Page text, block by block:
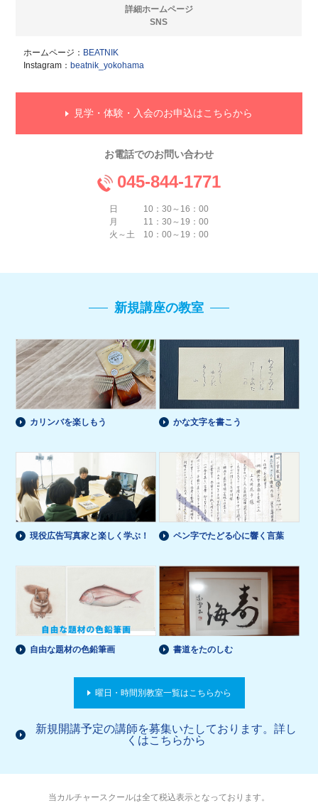
詳細ホームページ
SNS
ホームページ： BEATNIK
Instagram： beatnik_yokohama
見学・体験・入会のお申込はこちらから
お電話でのお問い合わせ
045-844-1771
日 10：30～16：00
月 11：30～19：00
火～土 10：00～19：00
新規講座の教室
カリンバを楽しもう かな文字を書こう
現役広告写真家と楽しく学ぶ！ ペン字でたどる心に響く言葉
自由な題材の色鉛筆画 書道をたのしむ
曜日・時間別教室一覧はこちらから
新規開講予定の講師を募集いたしております。詳し
くはこちらから
当カルチャースクールは全て税込表示となっております。